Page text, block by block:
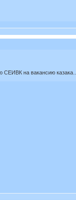
СЕИВК на вакансию казака…